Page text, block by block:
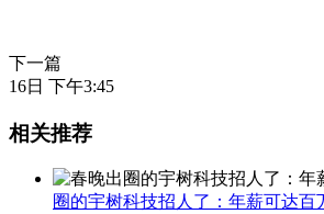
下一篇
16日 下午3:45
相关推荐
圈的宇树科技招人了：年薪可达百